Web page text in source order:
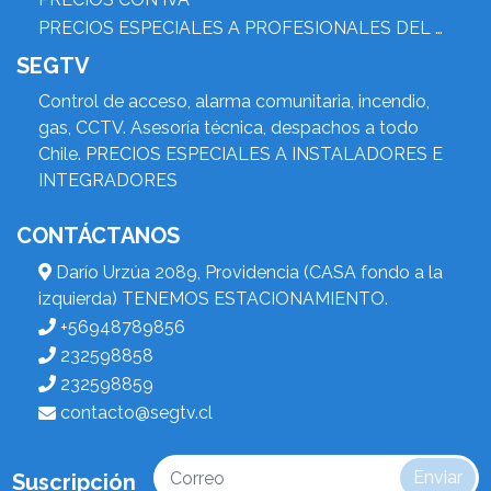
PRECIOS ESPECIALES A PROFESIONALES DEL RUBRO
SEGTV
Control de acceso, alarma comunitaria, incendio,
gas, CCTV. Asesoría técnica, despachos a todo
Chile. PRECIOS ESPECIALES A INSTALADORES E
INTEGRADORES
CONTÁCTANOS
Darío Urzúa 2089, Providencia (CASA fondo a la
izquierda) TENEMOS ESTACIONAMIENTO.
+56948789856
232598858
232598859
contacto@segtv.cl
Suscripción Enviar